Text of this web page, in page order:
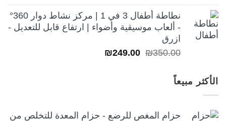
نطاطة أطفال 3 في 1 | مركز نشاط دوار 360°
- ألعاب موسيقية وأضواء | ارتفاع قابل للتعديل -
ازرق
₪350.00
السعر ₪249.00
الأكثر مبيعاً
حزام المغص للرضع - حزام المعدة للتخلص من